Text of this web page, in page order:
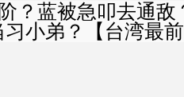
？蓝被急叩去通敌
小弟？【台湾最